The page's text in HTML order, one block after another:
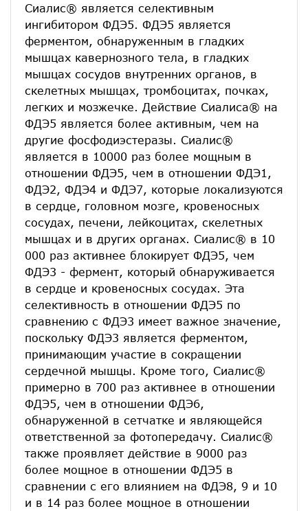
Сиалис® является селективным
ингибитором ФДЭ5. ФДЭ5 является
ферментом, обнаруженным в гладких
мышцах кавернозного тела, в гладких
мышцах сосудов внутренних органов, в
скелетных мышцах, тромбоцитах, почках,
легких и мозжечке. Действие Сиалиса® на
ФДЭ5 является более активным, чем на
другие фосфодиэстеразы. Сиалис®
является в 10000 раз более мощным в
отношении ФДЭ5, чем в отношении ФДЭ1,
ФДЭ2, ФДЭ4 и ФДЭ7, которые локализуются
в сердце, головном мозге, кровеносных
сосудах, печени, лейкоцитах, скелетных
мышцах и в других органах. Сиалис® в 10
000 раз активнее блокирует ФДЭ5, чем
ФДЭ3 - фермент, который обнаруживается
в сердце и кровеносных сосудах. Эта
селективность в отношении ФДЭ5 по
сравнению с ФДЭ3 имеет важное значение,
поскольку ФДЭ3 является ферментом,
принимающим участие в сокращении
сердечной мышцы. Кроме того, Сиалис®
примерно в 700 раз активнее в отношении
ФДЭ5, чем в отношении ФДЭ6,
обнаруженной в сетчатке и являющейся
ответственной за фотопередачу. Сиалис®
также проявляет действие в 9000 раз
более мощное в отношении ФДЭ5 в
сравнении с его влиянием на ФДЭ8, 9 и 10
и в 14 раз более мощное в отношении